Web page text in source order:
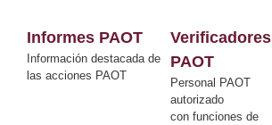
Informes PAOT
Información destacada de
las acciones PAOT
Verificadores
PAOT
Personal PAOT
autorizado
con funciones de